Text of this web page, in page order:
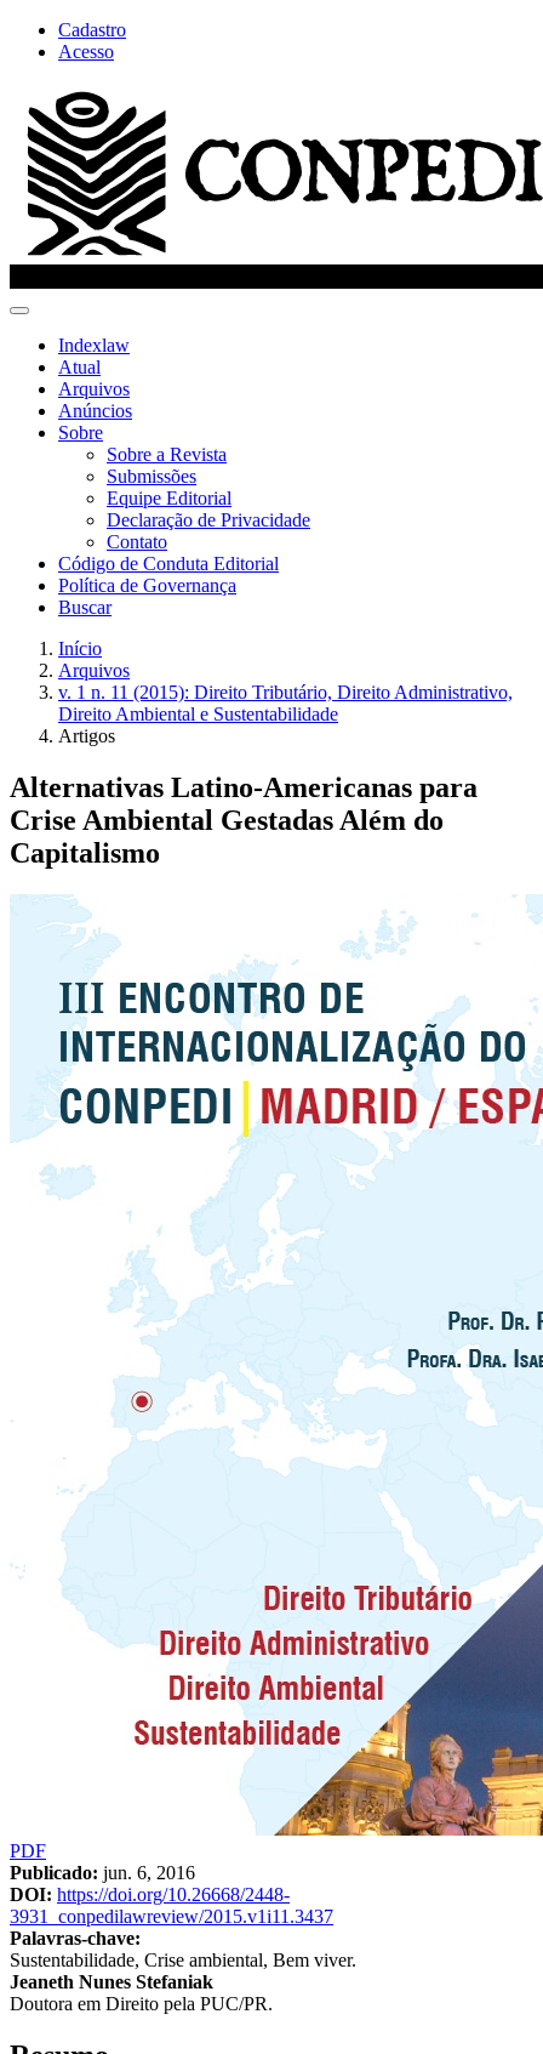
Navegação
Conteúdo
principal
Barra
Lateral
Cadastro
Acesso
Toggle
navigationIndexlaw
Atual
Arquivos
Anúncios
Sobre
Sobre a Revista
Submissões
Equipe Editorial
Declaração de Privacidade
Contato
Código de Conduta Editorial
Política de Governança
Buscar
Início
Arquivos
v. 1 n. 11 (2015): Direito Tributário, Direito Administrativo,
Direito Ambiental e Sustentabilidade
Artigos
Alternativas Latino-Americanas para
Crise Ambiental Gestadas Além do
Capitalismo
Barra
lateral
artigos
PDF
Publicado: jun. 6, 2016
DOI: https://doi.org/10.26668/2448-
3931_conpedilawreview/2015.v1i11.3437
Palavras-chave:
Sustentabilidade, Crise ambiental, Bem viver.
Conteúdo
do
Jeaneth Nunes Stefaniak
Doutora em Direito pela PUC/PR.